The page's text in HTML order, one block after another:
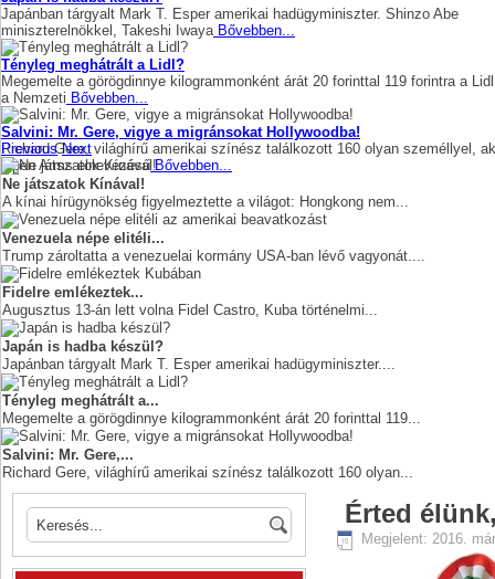
Japánban tárgyalt Mark T. Esper amerikai hadügyminiszter. Shinzo Abe
miniszterelnökkel, Takeshi IwayaBővebben...
Tényleg meghátrált a Lidl?
Megemelte a görögdinnye kilogrammonként árát 20 forinttal 119 forintra a
a Nemzeti Bővebben...
Salvini: Mr. Gere, vigye a migránsokat Hollywoodba!
Richard Gere, világhírű amerikai színész találkozott 160 olyan személlyel,
Open Arms elnevezésű Bővebben...
Previous Next
Ne játszatok Kínával!
A kínai hírügynökség figyelmeztette a világot: Hongkong nem...
Venezuela népe elitéli...
Trump zároltatta a venezuelai kormány USA-ban lévő vagyonát....
Fidelre emlékeztek...
Augusztus 13-án lett volna Fidel Castro, Kuba történelmi...
Japán is hadba készül?
Japánban tárgyalt Mark T. Esper amerikai hadügyminiszter....
Tényleg meghátrált a...
Megemelte a görögdinnye kilogrammonként árát 20 forinttal 119...
Salvini: Mr. Gere,...
Richard Gere, világhírű amerikai színész találkozott 160 olyan...
Érted
Megjelent: 2016.